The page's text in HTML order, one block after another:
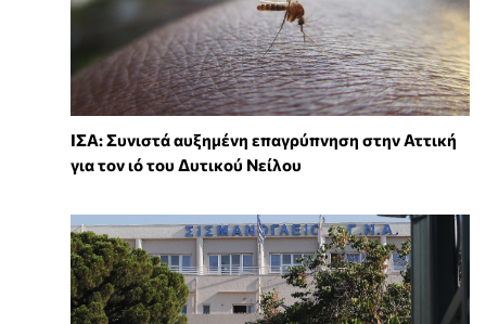
ΙΣΑ: Συνιστά αυξημένη επαγρύπνηση στην Αττική
για τον ιό του Δυτικού Νείλου